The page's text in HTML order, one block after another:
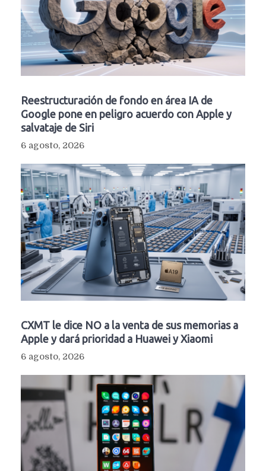
Reestructuración de fondo en área IA de
Google pone en peligro acuerdo con Apple y
salvataje de Siri
6 agosto, 2026
CXMT le dice NO a la venta de sus memorias a
Apple y dará prioridad a Huawei y Xiaomi
6 agosto, 2026